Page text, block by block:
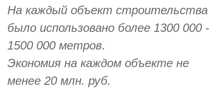
На каждый объект строительства
было использовано более 1300 000 -
1500 000 метров.
Экономия на каждом объекте не
менее 20 млн. руб.